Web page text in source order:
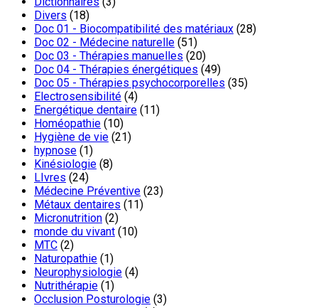
Divers (18)
Doc 01 - Biocompatibilité des matériaux (28)
Doc 02 - Médecine naturelle (51)
Doc 03 - Thérapies manuelles (20)
Doc 04 - Thérapies énergétiques (49)
Doc 05 - Thérapies psychocorporelles (35)
Electrosensibilité (4)
Energétique dentaire (11)
Homéopathie (10)
Hygiène de vie (21)
hypnose (1)
Kinésiologie (8)
LIvres (24)
Médecine Préventive (23)
Métaux dentaires (11)
Micronutrition (2)
monde du vivant (10)
MTC (2)
Naturopathie (1)
Neurophysiologie (4)
Nutrithérapie (1)
Occlusion Posturologie (3)